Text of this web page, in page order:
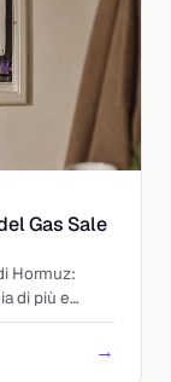
Gas Sale
Hormuz:
di più e
→